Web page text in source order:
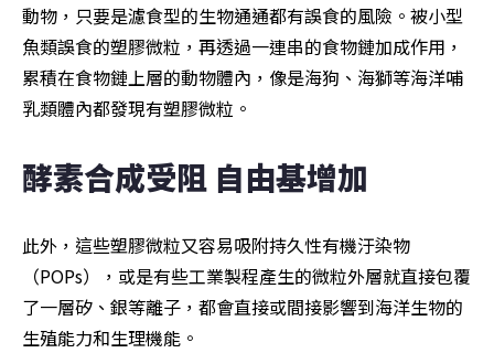
動物，只要是濾食型的生物通通都有誤食的風險。被小型
魚類誤食的塑膠微粒，再透過一連串的食物鏈加成作用，
累積在食物鏈上層的動物體內，像是海狗、海獅等海洋哺
乳類體內都發現有塑膠微粒。
酵素合成受阻 自由基增加
此外，這些塑膠微粒又容易吸附持久性有機汙染物
（POPs），或是有些工業製程產生的微粒外層就直接包覆
了一層矽、銀等離子，都會直接或間接影響到海洋生物的
生殖能力和生理機能。